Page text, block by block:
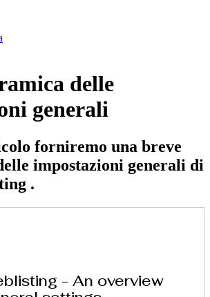
delle
generali
forniremo una breve
impostazioni generali di
.